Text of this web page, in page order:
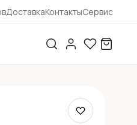
ДоставкаКонтактыСервис